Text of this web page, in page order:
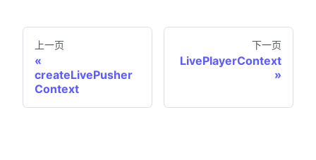
上一页
createLivePusher
Context
下一页
LivePlayerContext